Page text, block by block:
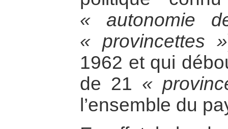
« autonomie
« provincettes »
1962 et qui
de 21 «
l’ensemble du